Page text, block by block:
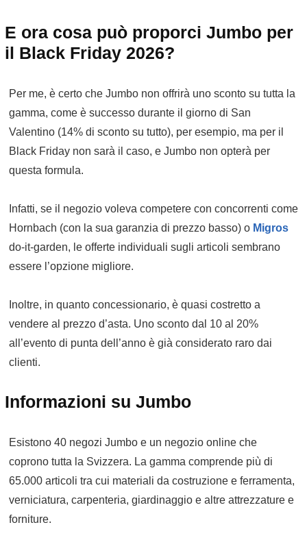
E ora cosa può proporci Jumbo per
il Black Friday 2026?
Per me, è certo che Jumbo non offrirà uno sconto su tutta la
gamma, come è successo durante il giorno di San
Valentino (14% di sconto su tutto), per esempio, ma per il
Black Friday non sarà il caso, e Jumbo non opterà per
questa formula.
Infatti, se il negozio voleva competere con concorrenti come
Hornbach (con la sua garanzia di prezzo basso) o Migros
do-it-garden, le offerte individuali sugli articoli sembrano
essere l’opzione migliore.
Inoltre, in quanto concessionario, è quasi costretto a
vendere al prezzo d’asta. Uno sconto dal 10 al 20%
all’evento di punta dell’anno è già considerato raro dai
clienti.
Informazioni su Jumbo
Esistono 40 negozi Jumbo e un negozio online che
coprono tutta la Svizzera. La gamma comprende più di
65.000 articoli tra cui materiali da costruzione e ferramenta,
verniciatura, carpenteria, giardinaggio e altre attrezzature e
forniture.